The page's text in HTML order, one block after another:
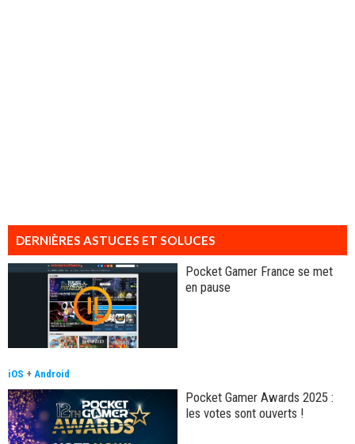
DERNIÈRES ASTUCES ET SOLUCES
Pocket Gamer France se met
en pause
iOS + Android
Pocket Gamer Awards 2025 :
les votes sont ouverts !